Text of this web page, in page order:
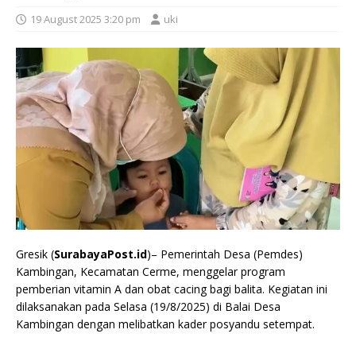
19 August 2025 3:20 pm uki
Gresik (SurabayaPost.id)– Pemerintah Desa (Pemdes)
Kambingan, Kecamatan Cerme, menggelar program
pemberian vitamin A dan obat cacing bagi balita. Kegiatan ini
dilaksanakan pada Selasa (19/8/2025) di Balai Desa
Kambingan dengan melibatkan kader posyandu setempat.